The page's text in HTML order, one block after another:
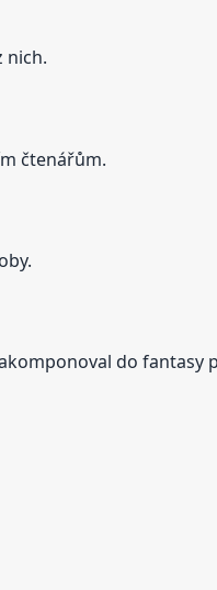
nich.
čtenářům.
do fantasy